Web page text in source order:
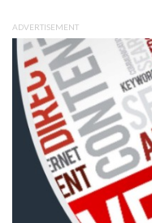
ADVERTISEMENT